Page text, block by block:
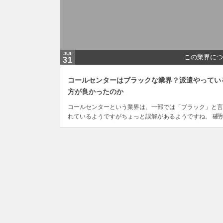
JUL
31 この業界に
コールセンターはブラックな業界？派遣やってい
方が良かったのか
コールセンターという業界は、一部では「ブラック」と
れているようですがちょっと誤解があるようですね。 確
に、正社員や管理職の人たちは残業時間も相当と聞いて